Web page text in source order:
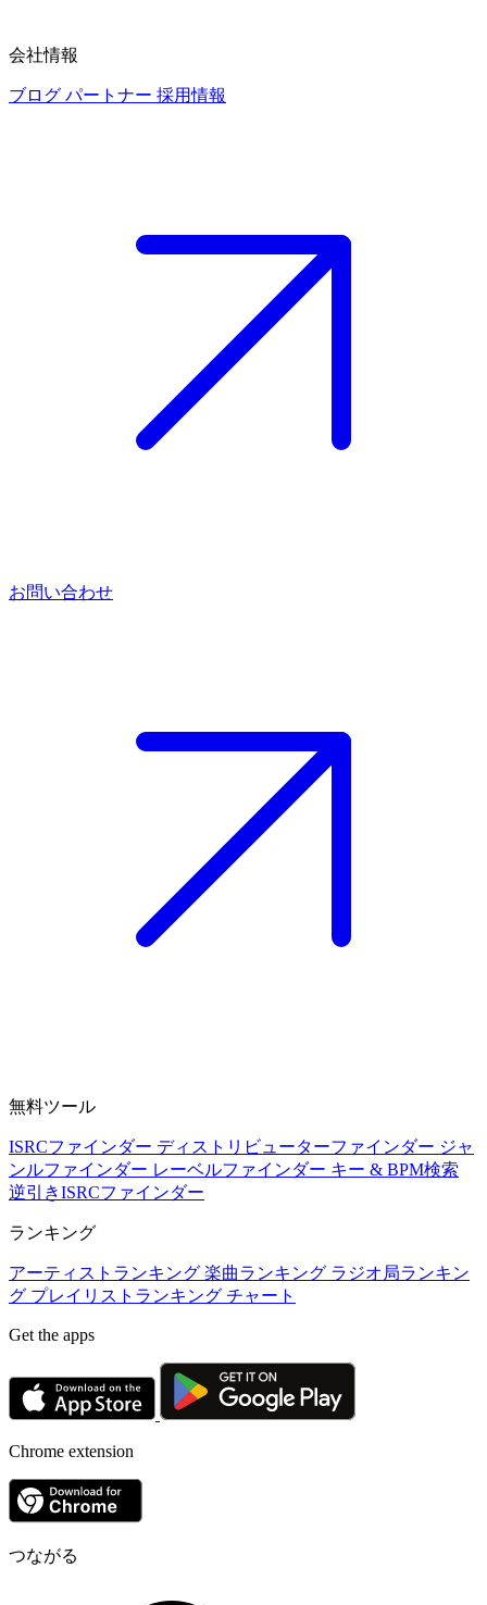
会社情報
ブログ パートナー 採用情報
お問い合わせ
無料ツール
ISRCファインダー ディストリビューターファインダー ジャ
ンルファインダー レーベルファインダー キー & BPM検索
逆引きISRCファインダー
ランキング
アーティストランキング 楽曲ランキング ラジオ局ランキン
グ プレイリストランキング チャート
Get the apps
Chrome extension
つながる